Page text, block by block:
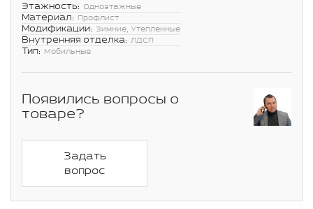
Этажность: Одноэтажные
Материал: Профлист
Модификации: Зимние, Утепленные
Внутренняя отделка: ЛДСП
Тип: Мобильные
Появились вопросы о
товаре?
Задать
вопрос